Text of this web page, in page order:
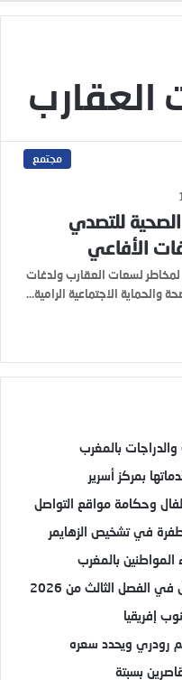
مجتمع
للتصدي
الأفاعي
لمخاطر لسعات العقارب ولدغات
والحماية الاجتماعية الرامية…
بالمغرب
بمركز أسرير
وحكامة مواقع التواصل
في تشخيص الزهايمر
الفصل الثالث من 2026
إفريقيا
رودري ويحدد سعره
بسبتة